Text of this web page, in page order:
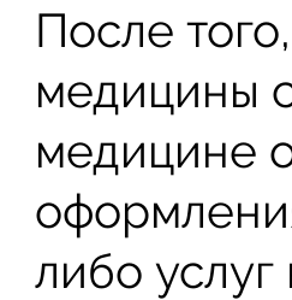
После
медицины
медицине
либо